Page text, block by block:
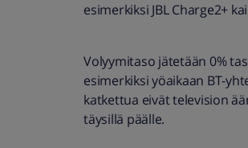
esimerkiksi JBL Charge2+
Volyymitaso jätetään 0%
esimerkiksi yöaikaan BT-
katkettua eivät television
täysillä päälle.